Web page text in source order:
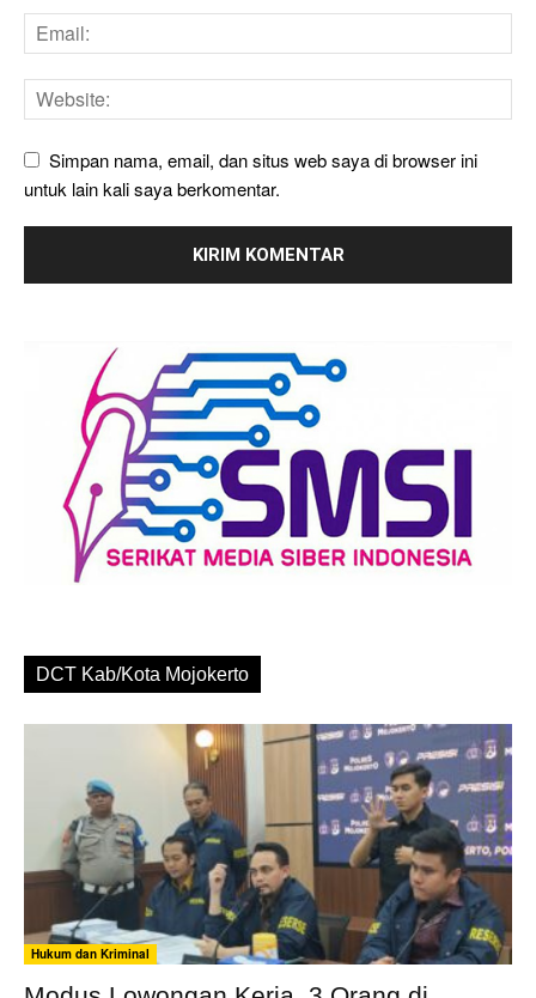
Simpan nama, email, dan situs web saya di browser ini
untuk lain kali saya berkomentar.
DCT Kab/Kota Mojokerto
Hukum dan Kriminal